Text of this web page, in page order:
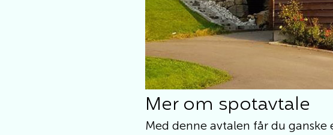
Mer om spotavtale
Med denne avtalen får du